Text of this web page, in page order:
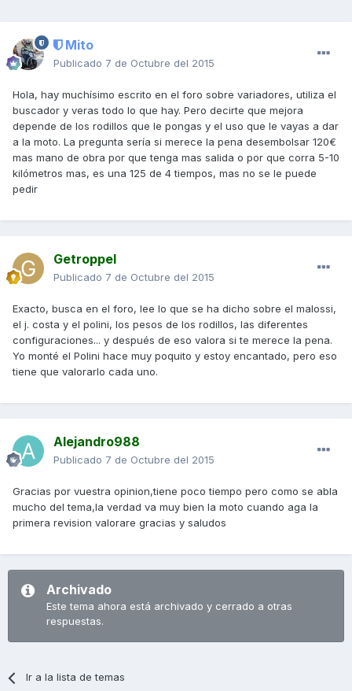
Mito
Publicado 7 de Octubre del 2015
Hola, hay muchísimo escrito en el foro sobre variadores, utiliza el
buscador y veras todo lo que hay. Pero decirte que mejora
depende de los rodillos que le pongas y el uso que le vayas a dar
a la moto. La pregunta sería si merece la pena desembolsar 120€
mas mano de obra por que tenga mas salida o por que corra 5-10
kilómetros mas, es una 125 de 4 tiempos, mas no se le puede
pedir
Getroppel
Publicado 7 de Octubre del 2015
Exacto, busca en el foro, lee lo que se ha dicho sobre el malossi,
el j. costa y el polini, los pesos de los rodillos, las diferentes
configuraciones... y después de eso valora si te merece la pena.
Yo monté el Polini hace muy poquito y estoy encantado, pero eso
tiene que valorarlo cada uno.
Alejandro988
Publicado 7 de Octubre del 2015
Gracias por vuestra opinion,tiene poco tiempo pero como se abla
mucho del tema,la verdad va muy bien la moto cuando aga la
primera revision valorare gracias y saludos
Archivado
Este tema ahora está archivado y cerrado a otras
respuestas.
Ir a la lista de temas